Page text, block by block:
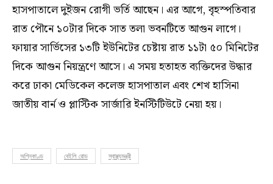
হাসপাতালে দুইজন রোগী ভর্তি আছেন। এর আগে, বৃহস্পতিবার
রাত পৌনে ১০টার দিকে সাত তলা ভবনটিতে আগুন লাগে।
ফায়ার সার্ভিসের ১৩টি ইউনিটের চেষ্টায় রাত ১১টা ৫০ মিনিটের
দিকে আগুন নিয়ন্ত্রণে আসে। এ সময় হতাহত ব্যক্তিদের উদ্ধার
করে ঢাকা মেডিকেল কলেজ হাসপাতাল এবং শেখ হাসিনা
জাতীয় বার্ন ও প্লাস্টিক সার্জারি ইনস্টিটিউটে নেয়া হয়।
অগ্নিকাণ্ড বেইলি রোড স্বাস্থ্যমন্ত্রী